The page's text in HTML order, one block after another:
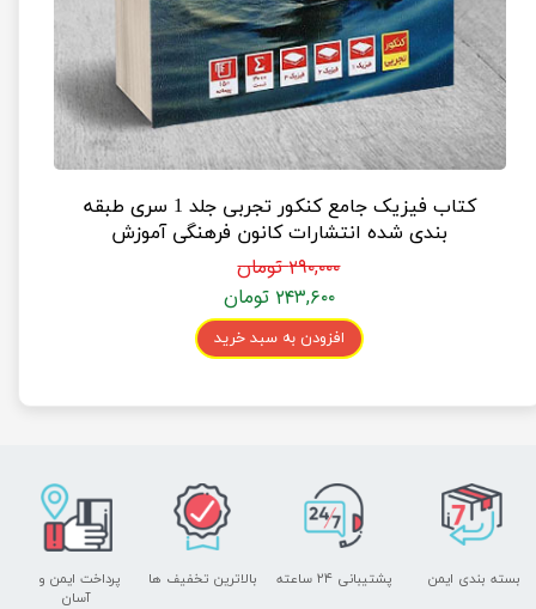
کتاب فیزیک جامع کنکور تجربی جلد 1 سری طبقه
بندی شده انتشارات کانون فرهنگی آموزش
۲۹۰,۰۰۰ تومان
۲۴۳,۶۰۰ تومان
افزودن به سبد خرید
پشتیبانی ۲۴ ساعته
پرداخت ایمن و ​​​​​​​
آسان
بسته بندی ایمن بالاترین تخفیف ها